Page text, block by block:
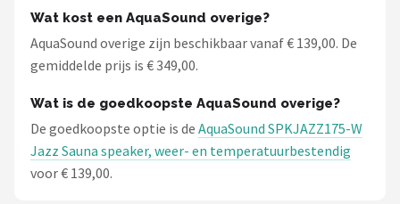
Wat kost een AquaSound overige?
AquaSound overige zijn beschikbaar vanaf € 139,00. De
gemiddelde prijs is € 349,00.
Wat is de goedkoopste AquaSound overige?
De goedkoopste optie is de AquaSound SPKJAZZ175-W
Jazz Sauna speaker, weer- en temperatuurbestendig
voor € 139,00.